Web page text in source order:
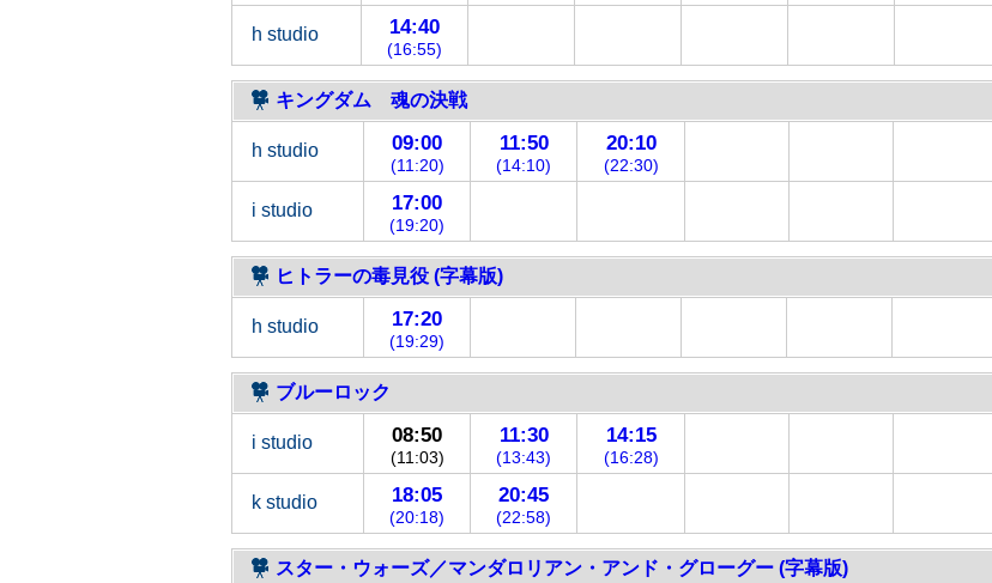
h studio 14:40
(16:55)
キングダム 魂の決戦
h studio 09:00
(11:20)
11:50
(14:10)
20:10
(22:30)
i studio 17:00
(19:20)
ヒトラーの毒見役 (字幕版)
h studio 17:20
(19:29)
ブルーロック
i studio 08:50
(11:03)
11:30
(13:43)
14:15
(16:28)
k studio 18:05
(20:18)
20:45
(22:58)
スター・ウォーズ／マンダロリアン・アンド・グローグー (字幕版)